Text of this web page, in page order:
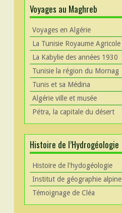
Voyages au Maghreb
Voyages en Algérie
La Tunisie Royaume Agricole
La Kabylie des années 1930
Tunisie la région du Mornag
Tunis et sa Médina
Algérie ville et musée
Pétra, la capitale du désert
Histoire de l’Hydrogéologie
Histoire de l'hydogéologie
Institut de géographie alpine
Témoignage de Cléa